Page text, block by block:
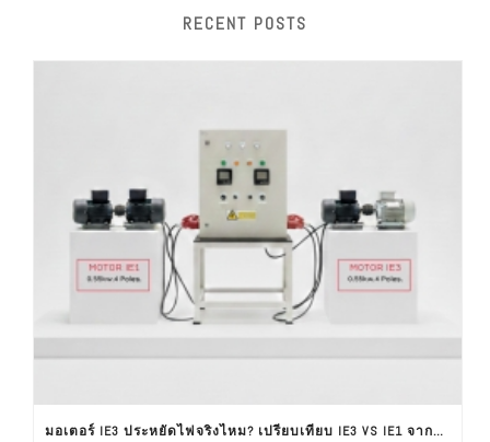
RECENT POSTS
มอเตอร์ IE3 ประหยัดไฟจริงไหม? เปรียบเทียบ IE3 VS IE1 จากผลทดสอบใช้งานจริง